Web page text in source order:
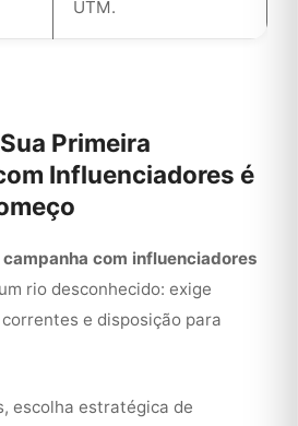
UTM.
Primeira
Influenciadores é
com influenciadores
rio desconhecido: exige
e disposição para
escolha estratégica de